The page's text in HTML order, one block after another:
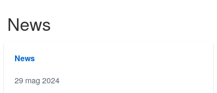
News
News
29 mag 2024